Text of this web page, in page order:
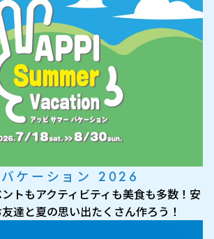
ケーション 2026
トもアクティビティも美食も多数！安
達と夏の思い出たくさん作ろう！